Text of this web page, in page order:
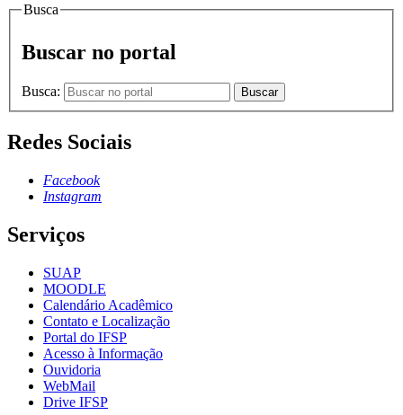
Busca
Buscar no portal
Busca: Buscar
Redes Sociais
Facebook
Instagram
Serviços
SUAP
MOODLE
Calendário Acadêmico
Contato e Localização
Portal do IFSP
Acesso à Informação
Ouvidoria
WebMail
Drive IFSP